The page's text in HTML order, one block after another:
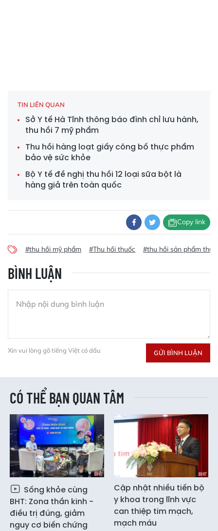
TIN LIÊN QUAN
Sở Y tế Hà Tĩnh thông báo đình chỉ lưu hành,
thu hồi 7 mỹ phẩm
Thu hồi hàng loạt giấy công bố thực phẩm
bảo vệ sức khỏe
Bộ Y tế đề nghị thu hồi 12 loại sữa bột là
hàng giả trên toàn quốc
Copy link
#thu hồi mỹ phẩm #Thu hồi thuốc #thu hồi sản phẩm
BÌNH LUẬN
Xin vui lòng gõ tiếng Việt có dấu GỬI BÌNH LUẬN
CÓ THỂ BẠN QUAN TÂM
Sống khỏe cùng
BHT: Zona thần kinh -
điều trị đúng, giảm
nguy cơ biến chứng
Cập nhật nhiều tiến bộ
y khoa trong lĩnh vực
can thiệp tim mạch,
mạch máu